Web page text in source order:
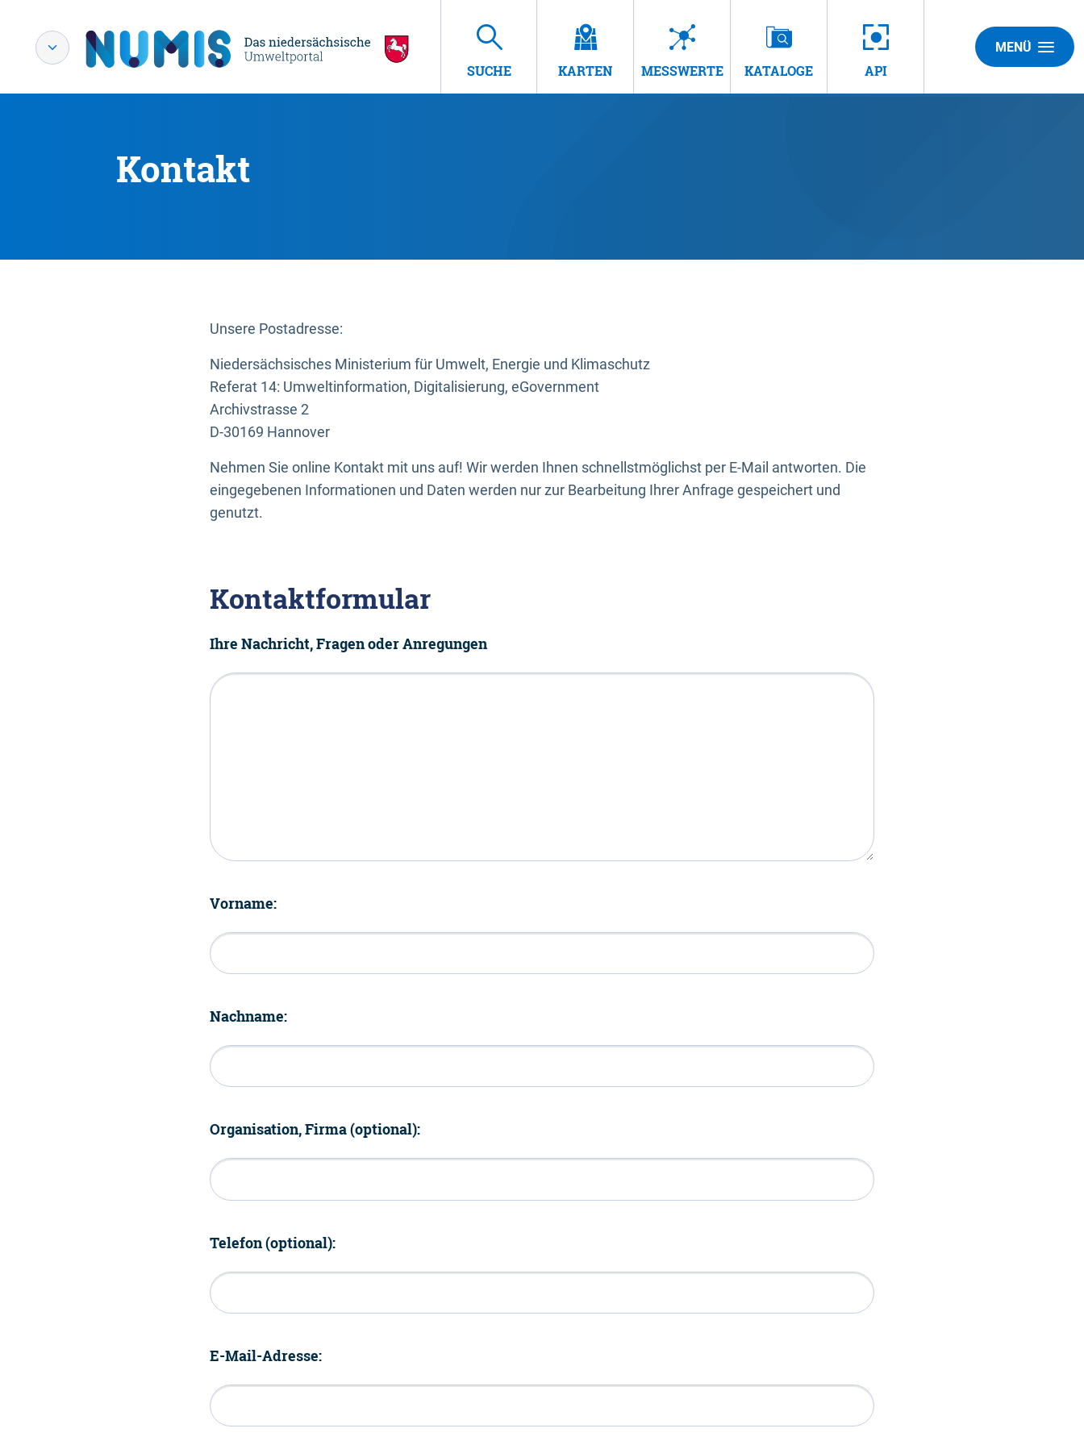
SUCHE KARTEN MESSWERTE KATALOGE API
MENÜ
Kontakt
Unsere Postadresse:
Niedersächsisches Ministerium für Umwelt, Energie und Klimaschutz
Referat 14: Umweltinformation, Digitalisierung, eGovernment
Archivstrasse 2
D-30169 Hannover
Nehmen Sie online Kontakt mit uns auf! Wir werden Ihnen schnellstmöglichst per E-Mail antworten. Die
eingegebenen Informationen und Daten werden nur zur Bearbeitung Ihrer Anfrage gespeichert und
genutzt.
Kontaktformular
Ihre Nachricht, Fragen oder Anregungen
Vorname:
Nachname:
Organisation, Firma (optional):
Telefon (optional):
E-Mail-Adresse: